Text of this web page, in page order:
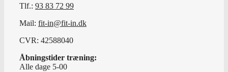
Tlf.: 93 83 72 99
Mail: fit-in@fit-in.dk
CVR: 42588040
Åbningstider træning:
Alle dage 5-00